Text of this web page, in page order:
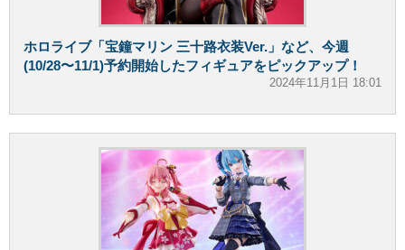
ホロライブ「宝鐘マリン 三十路衣装Ver.」など、今週
(10/28〜11/1)予約開始したフィギュアをピックアップ！
2024年11月1日 18:01